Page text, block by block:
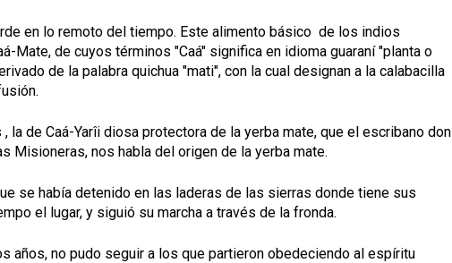
en lo remoto del tiempo. Este alimento básico de los indios
Mate, de cuyos términos "Caá" significa en idioma guaraní "planta o
de la palabra quichua "mati", con la cual designan a la calabacilla
la de Caá-Yarîi diosa protectora de la yerba mate, que el escribano don
Misioneras, nos habla del origen de la yerba mate.
se había detenido en las laderas de las sierras donde tiene sus
el lugar, y siguió su marcha a través de la fronda.
años, no pudo seguir a los que partieron obedeciendo al espíritu